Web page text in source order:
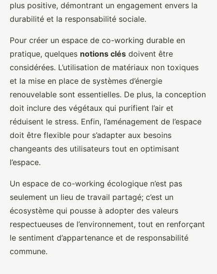
plus positive, démontrant un engagement envers la
durabilité et la responsabilité sociale.
Pour créer un espace de co-working durable en
pratique, quelques notions clés doivent être
considérées. L’utilisation de matériaux non toxiques
et la mise en place de systèmes d’énergie
renouvelable sont essentielles. De plus, la conception
doit inclure des végétaux qui purifient l’air et
réduisent le stress. Enfin, l’aménagement de l’espace
doit être flexible pour s’adapter aux besoins
changeants des utilisateurs tout en optimisant
l’espace.
Un espace de co-working écologique n’est pas
seulement un lieu de travail partagé; c’est un
écosystème qui pousse à adopter des valeurs
respectueuses de l’environnement, tout en renforçant
le sentiment d’appartenance et de responsabilité
commune.